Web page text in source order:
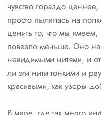
чувство гораздо
просто пылилась на
ценить то, что мы имеем,
повезло меньше. Оно
невидимыми нитями, и
ли эти нити тонкими и
красивыми, как узоры
В мире, где так много